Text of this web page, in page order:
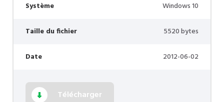
Système Windows 10
Taille du fichier 5520 bytes
Date 2012-06-02
Télécharger